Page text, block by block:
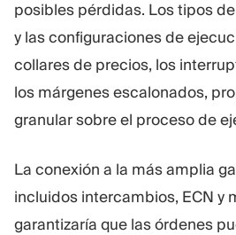
posibles pérdidas. Los tipos
y las configuraciones de
collares de precios, los
los márgenes escalonados,
granular sobre el proceso de
La conexión a la más amplia
incluidos intercambios, ECN y
garantizaría que las órdenes